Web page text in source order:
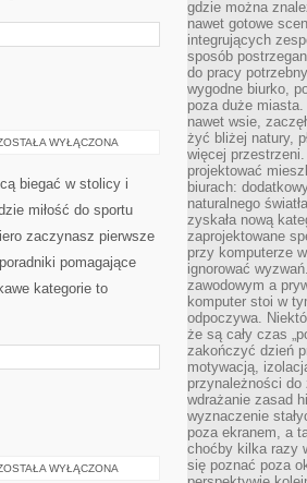
chcą połączyć ruch
się w kierunku
Team Łódź opiera
serwis dla
To miejsce, gdzie
czy dopiero zaczynasz
gdzie można
nawet gotowe
integrujących
sposób
do pracy
wygodne biurko,
poza duże
nawet wsie,
żyć bliżej natury,
więcej
projektować
biurach:
naturalnego
zyskała nową
zaprojektowane
przy komputerze
ignorować
zawodowym a
komputer stoi w
odpoczywa.
że są cały czas
zakończyć dzień
motywacją,
przynależności do
wdrażanie zasad
wyznaczenie
poza ekranem, a
choćby kilka razy
się poznać poza